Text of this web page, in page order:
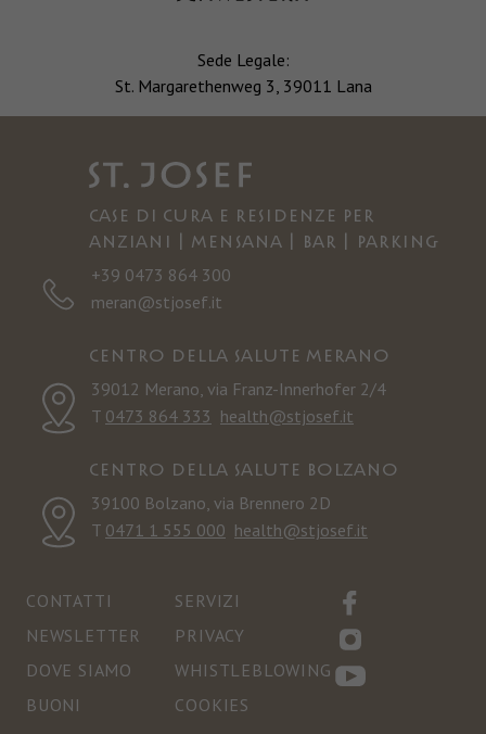
Sede Legale:
St. Margarethenweg 3, 39011 Lana
Case di cura e residenze per
anziani | Mensana | Bar | Parking
+39 0473 864 300
meran@stjosef.it
Centro della salute Merano
39012 Merano, via Franz-Innerhofer 2/4
T 0473 864 333 health@stjosef.it
Centro della salute Bolzano
39100 Bolzano, via Brennero 2D
T 0471 1 555 000 health@stjosef.it
CONTATTI
NEWSLETTER
DOVE SIAMO
BUONI
SERVIZI
PRIVACY
WHISTLEBLOWING
COOKIES